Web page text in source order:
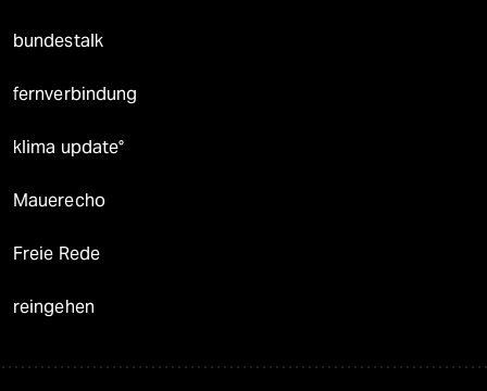
bundestalk
fernverbindung
klima update°
Mauerecho
Freie Rede
reingehen